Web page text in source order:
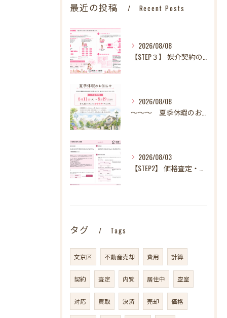
最近の投稿 Recent Posts
2026/08/08
【STEP３】 媒介契約の締結
2026/08/08
～～～ 夏季休暇のお知らせ ～～～
2026/08/03
【STEP2】 価格査定・販売方法のご提案
タグ Tags
文京区 不動産売却 費用 計算
契約 査定 内覧 居住中 空室
対応 買取 決済 売却 価格